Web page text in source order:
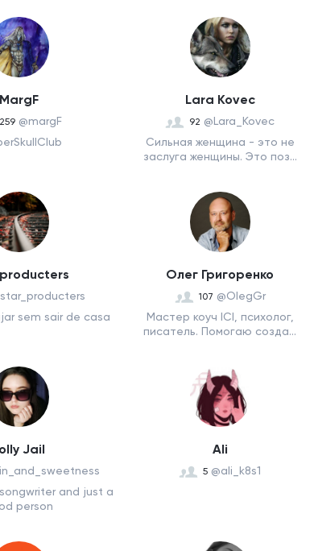
MargF
259 @margF
Lara Kovec
92 @Lara_Kovec
Сильная женщина - это не
заслуга женщины. Это поз...
sem sair de casa
Олег Григоренко
107 @OlegGr
Мастер коуч ICI, психолог,
писатель. Помогаю созда...
Jail
and just a
person
Ali
5 @ali_k8s1